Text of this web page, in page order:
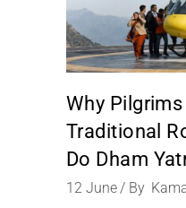
Why
Traditional
Do Dham
12 June By